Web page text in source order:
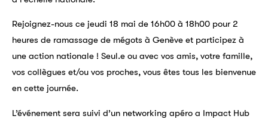
Rejoignez-nous ce jeudi 18 mai de 16h00 à 18h00 pour 2
heures de ramassage de mégots à Genève et participez à
une action nationale ! Seul.e ou avec vos amis, votre famille,
vos collègues et/ou vos proches, vous êtes tous les bienvenue
en cette journée.
L’événement sera suivi d’un networking apéro a Impact Hub